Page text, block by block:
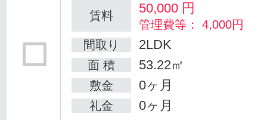
賃料 50,000 円
管理費等： 4,000円
間取り
2LDK
面 積 53.22㎡
敷金 0ヶ月
礼金 0ヶ月